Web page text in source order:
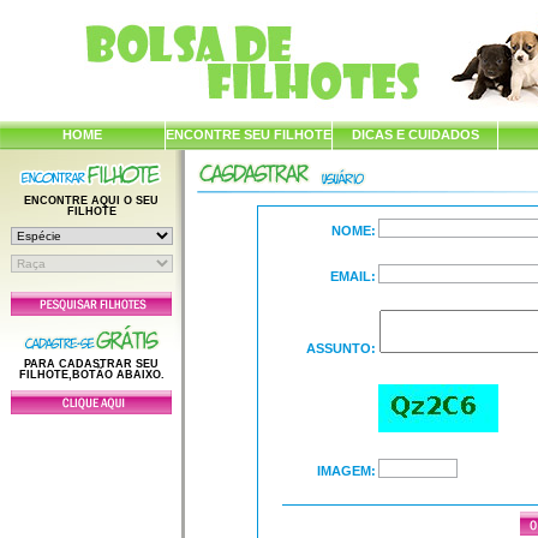
HOME ENCONTRE SEU FILHOTE DICAS E CUIDADOS
ENCONTRE AQUI O SEU
FILHOTE
PARA CADASTRAR SEU
FILHOTE,BOTÃO ABAIXO.
NOME:
EMAIL:
ASSUNTO:
IMAGEM: